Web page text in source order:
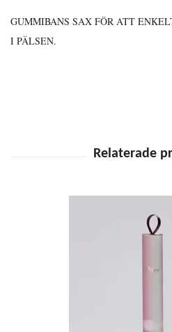
GUMMIBANS SAX FÖR ATT
I PÄLSEN.